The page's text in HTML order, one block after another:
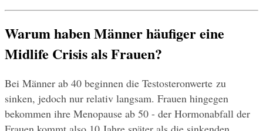
Warum haben Männer häufiger eine
Midlife Crisis als Frauen?
Bei Männer ab 40 beginnen die Testosteronwerte zu
sinken, jedoch nur relativ langsam. Frauen hingegen
bekommen ihre Menopause ab 50 - der Hormonabfall der